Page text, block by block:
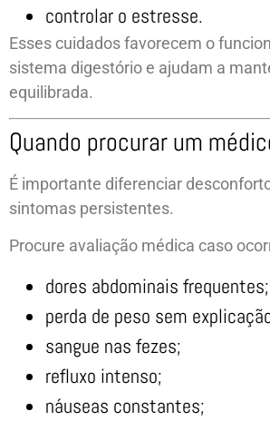
controlar o estresse.
Esses cuidados favorecem o
sistema digestório e ajudam a
equilibrada.
Quando procurar um
É importante diferenciar
sintomas persistentes.
Procure avaliação médica caso
dores abdominais frequentes;
perda de peso sem
sangue nas fezes;
refluxo intenso;
náuseas constantes;